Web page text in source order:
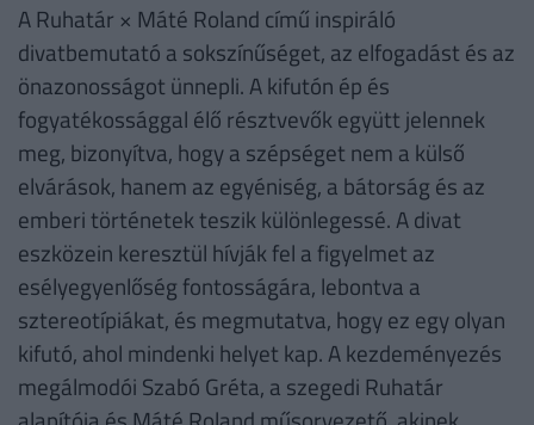
A Ruhatár × Máté Roland című inspiráló
divatbemutató a sokszínűséget, az elfogadást és az
önazonosságot ünnepli. A kifutón ép és
fogyatékossággal élő résztvevők együtt jelennek
meg, bizonyítva, hogy a szépséget nem a külső
elvárások, hanem az egyéniség, a bátorság és az
emberi történetek teszik különlegessé. A divat
eszközein keresztül hívják fel a figyelmet az
esélyegyenlőség fontosságára, lebontva a
sztereotípiákat, és megmutatva, hogy ez egy olyan
kifutó, ahol mindenki helyet kap. A kezdeményezés
megálmodói Szabó Gréta, a szegedi Ruhatár